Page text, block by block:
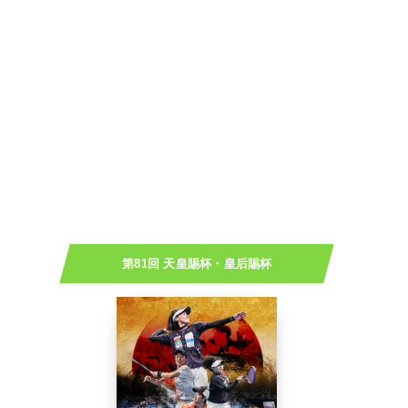
第81回 天皇賜杯・皇后賜杯